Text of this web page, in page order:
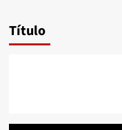
Título